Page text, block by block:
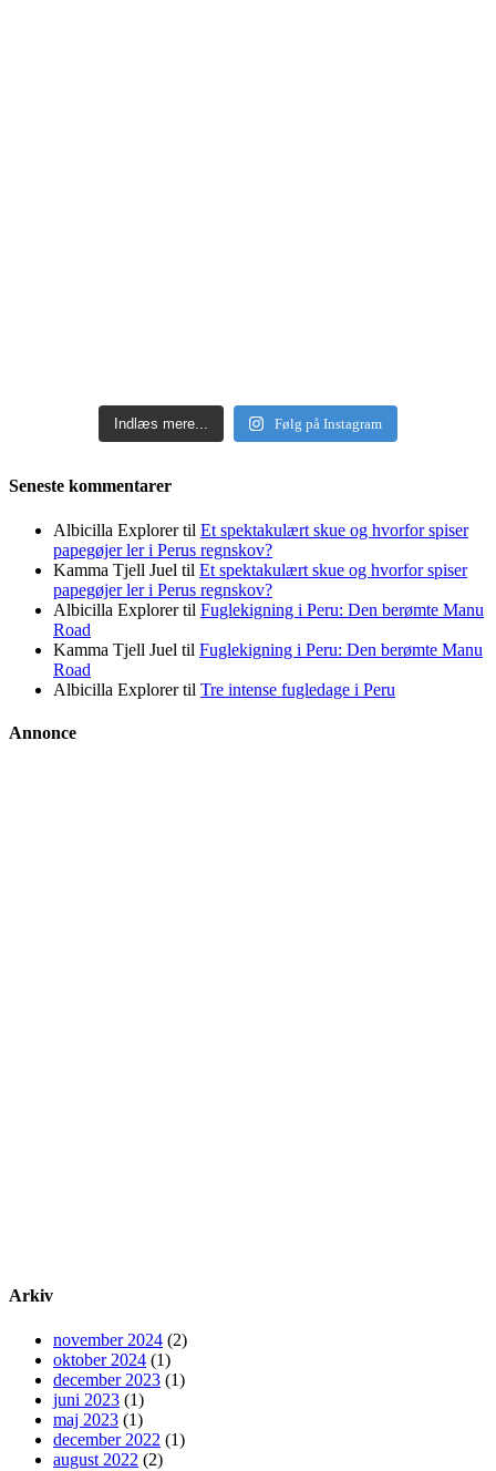
Indlæs mere... Følg på Instagram
Seneste kommentarer
Albicilla Explorertil Et spektakulært skue og hvorfor spiser
papegøjer ler i Perus regnskov?
Kamma Tjell Juel til Et spektakulært skue og hvorfor spiser
papegøjer ler i Perus regnskov?
Albicilla Explorertil Fuglekigning i Peru: Den berømte Manu
Road
Kamma Tjell Juel til Fuglekigning i Peru: Den berømte Manu
Road
Albicilla Explorertil Tre intense fugledage i Peru
Annonce
Arkiv
november 2024 (2)
oktober 2024 (1)
december 2023 (1)
juni 2023 (1)
maj 2023 (1)
december 2022 (1)
august 2022 (2)